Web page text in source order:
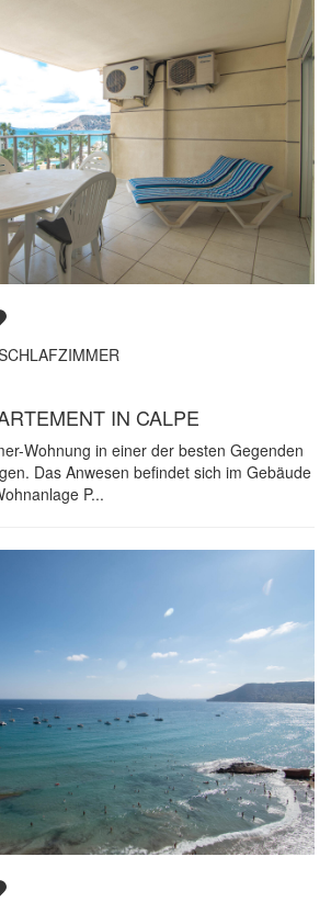
IN CALPE
Wohnung in einer der besten Gegenden
Das Anwesen befindet sich im Gebäude
P...